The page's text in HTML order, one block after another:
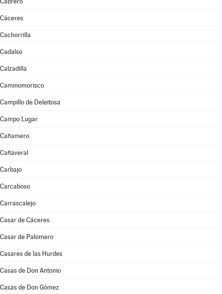
Cáceres
Cachorrilla
Cadalso
Calzadilla
Caminomorisco
Campillo de Deleitosa
Campo Lugar
Cañamero
Cañaveral
Carbajo
Carcaboso
Carrascalejo
Casar de Cáceres
Casar de Palomero
Casares de las Hurdes
Casas de Don Antonio
Casas de Don Gómez